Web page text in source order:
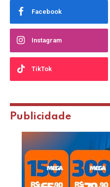
Facebook
Instagram
TikTok
Publicidade